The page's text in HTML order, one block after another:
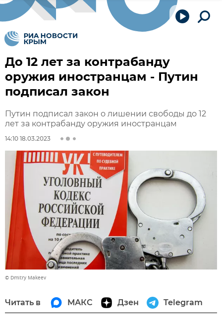
До 12 лет за контрабанду
оружия иностранцам - Путин
подписал закон
Путин подписал закон о лишении свободы до 12
лет за контрабанду оружия иностранцам
14:10 18.03.2023
© Dmitry Makeev
Читать в МАКС Дзен Telegram